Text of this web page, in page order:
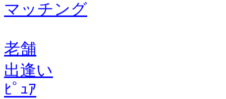
マッチング
老舗
出逢い
ﾋﾟｭｱ